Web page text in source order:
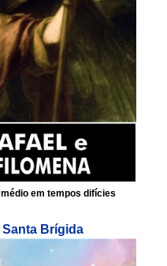
em tempos difícies
Brígida